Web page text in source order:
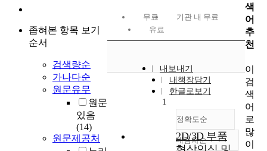
좁혀본 항목 보기
순서
검색량순
가나다순
원문유무
원문
있음
(14)
원문제공처
무료
기관 내 무료
유료
내보내기
내책장담기
한글로보기
정확도순
정확도
내림차순
1
2D/3D 부품
색
어
추
천
이
검
색
어
로
많
이